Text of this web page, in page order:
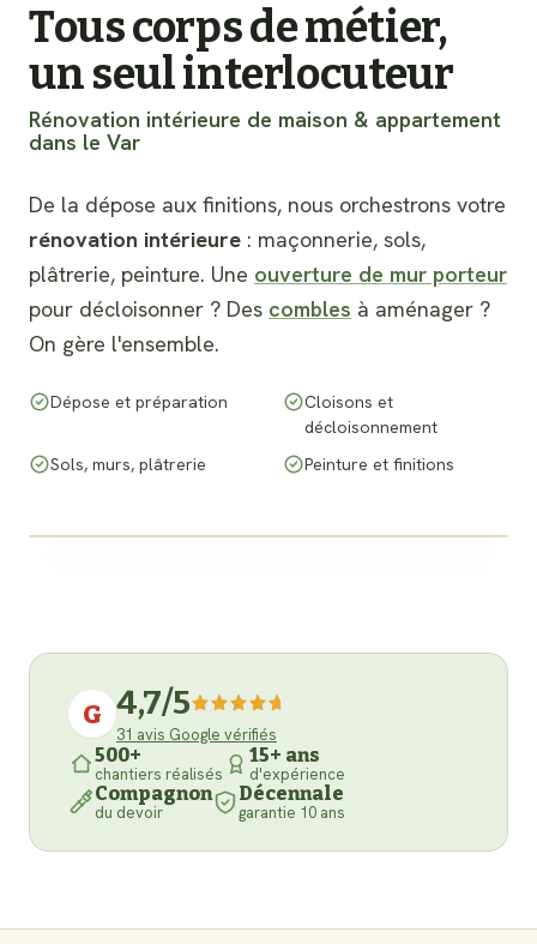
Tous corps de métier,
un seul interlocuteur
Rénovation intérieure de maison & appartement
dans le Var
De la dépose aux finitions, nous orchestrons votre
rénovation intérieure : maçonnerie, sols,
plâtrerie, peinture. Une ouverture de mur porteur
pour décloisonner ? Des combles à aménager ?
On gère l'ensemble.
Dépose et préparation
Cloisons et
décloisonnement
Sols, murs, plâtrerie
Peinture et finitions
G 4,7/5
31 avis Google vérifiés
500+
chantiers réalisés
15+ ans
d'expérience
Compagnon
du devoir
Décennale
garantie 10 ans